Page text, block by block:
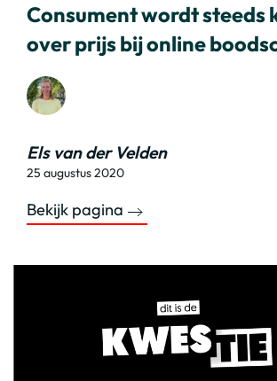
Consument wordt steeds
over prijs bij online
Els van der Velden
25 augustus 2020
Bekijk pagina